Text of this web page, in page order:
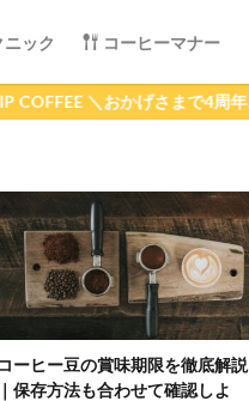
ック コーヒーマナー
まで4周年!!／
コーヒー豆の賞味期限を徹底解説
｜保存方法も合わせて確認しよ